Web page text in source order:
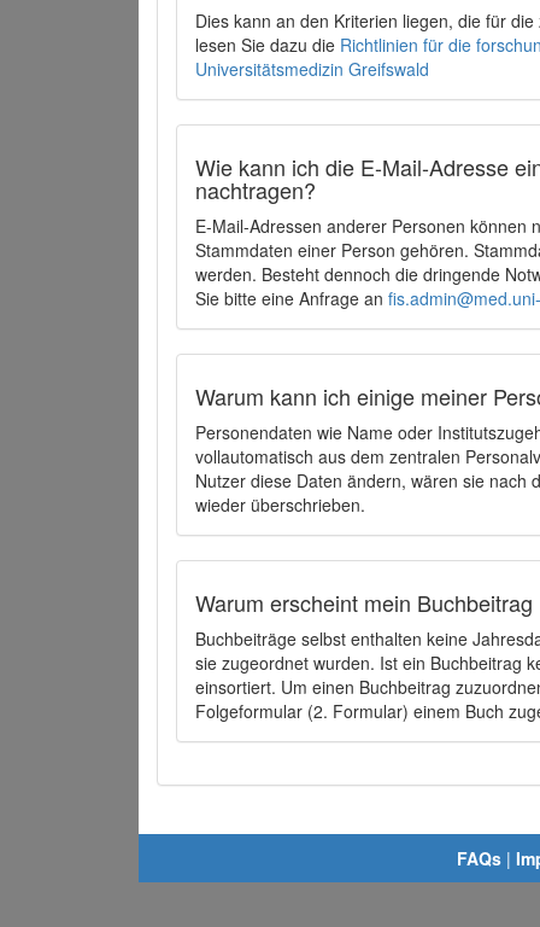
Dies kann an den Kriterien liegen, die für
lesen Sie dazu die Richtlinien für die
Universitätsmedizin Greifswald
Wie kann ich die E-Mail-Adresse
nachtragen?
E-Mail-Adressen anderer Personen können
Stammdaten einer Person gehören.
werden. Besteht dennoch die dringende
Sie bitte eine Anfrage an
Warum kann ich einige meiner
Personendaten wie Name oder
vollautomatisch aus dem zentralen
Nutzer diese Daten ändern, wären sie
wieder überschrieben.
Warum erscheint mein
Buchbeiträge selbst enthalten keine
sie zugeordnet wurden. Ist ein Buchbeitrag
einsortiert. Um einen Buchbeitrag
Folgeformular (2. Formular) einem Buch
FAQs |